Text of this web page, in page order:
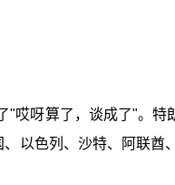
哎呀算了，谈成了"。
以色列、沙特、阿联